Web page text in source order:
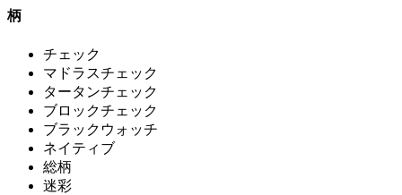
柄
チェック
マドラスチェック
タータンチェック
ブロックチェック
ブラックウォッチ
ネイティブ
総柄
迷彩